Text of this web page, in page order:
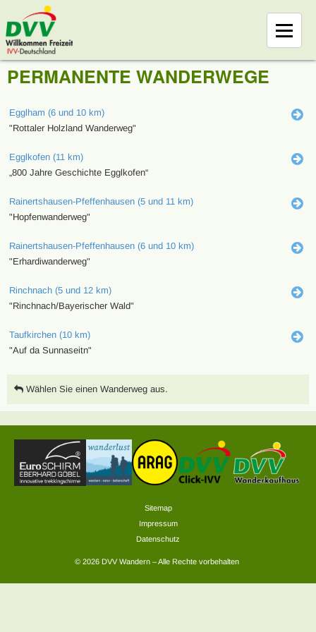
PERMANENTE WANDERWEGE
Egglham (6 und 10 km)
"Rottaler Holzland Wanderweg"
Egglkofen (11 km)
„800 Jahre Geschichte Egglkofen“
Rainertshausen-Pfeffenhausen (5 und 11 km)
"Hopfenwanderweg"
Rainertshausen-Pfeffenhausen (6 und 10 km)
"Erhardiwanderweg"
Rinchnach (5 und 12 km)
"Rinchnach/Bayerischer Wald"
Taufkirchen (10 km)
"Auf da Sunnaseitn"
Wählen Sie einen Wanderweg aus.
Sitemap
Impressum
Datenschutz
© 2026 DVV Wandern – Alle Rechte vorbehalten